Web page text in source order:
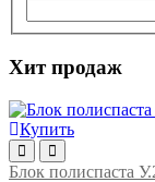
Хит продаж
Купить
Блок полиспаста